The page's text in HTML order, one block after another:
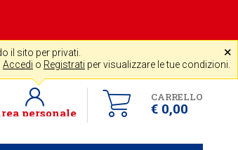
+39 0341 256700 ˟
il sito per privati.
Accedi o Registrati per visualizzare le tue condizioni.
CARRELLO
€ 0,00
personale